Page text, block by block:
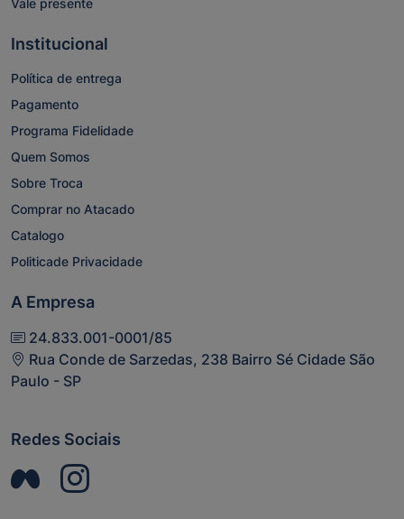
Institucional
Política de entrega
Pagamento
Programa Fidelidade
Quem Somos
Sobre Troca
Comprar no Atacado
Catalogo
Politicade Privacidade
A Empresa
24.833.001-0001/85
Rua Conde de Sarzedas, 238 Bairro Sé Cidade São
Paulo - SP
Redes Sociais